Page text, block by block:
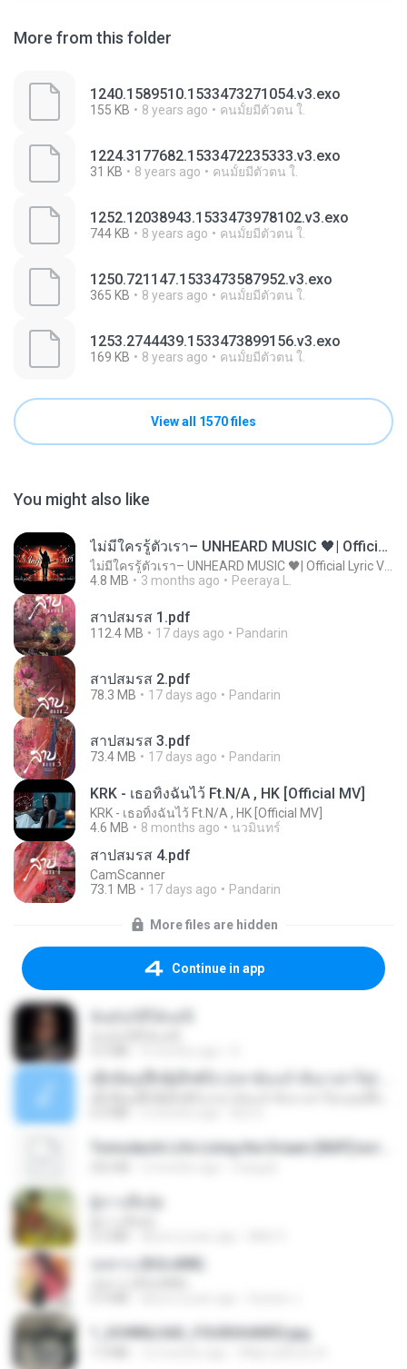
More from this folder
1240.1589510.1533473271054.v3.exo
155 KB 8 years ago คนมั้ยมีตัวตน ใ.
1224.3177682.1533472235333.v3.exo
31 KB 8 years ago คนมั้ยมีตัวตน ใ.
1252.12038943.1533473978102.v3.exo
744 KB 8 years ago คนมั้ยมีตัวตน ใ.
1250.721147.1533473587952.v3.exo
365 KB 8 years ago คนมั้ยมีตัวตน ใ.
1253.2744439.1533473899156.v3.exo
169 KB 8 years ago คนมั้ยมีตัวตน ใ.
View all 1570 files
You might also like
ไม่มีใครรู้ตัวเรา– UNHEARD MUSIC 🖤| Official Lyric Video | เพลงสู้ชีวิต
4.8 MB
3 months ago Peeraya L.
สาปสมรส 1.pdf
112.4 MB 17 days ago Pandarin
สาปสมรส 2.pdf
78.3 MB 17 days ago Pandarin
สาปสมรส 3.pdf
73.4 MB 17 days ago Pandarin
KRK - เธอทิ้งฉันไว้ Ft.N/A , HK [Official MV]
KRK - เธอทิ้งฉันไว้ Ft.N/A , HK [Official MV]
4.6 MB
8 months ago นวมินทร์
สาปสมรส 4.pdf
CamScanner
73.1 MB
17 days ago Pandarin
More files are hidden
Continue in app
กุหลาบ (KULARB)
1_DOWNLOAD_FOURSHARED.jpg